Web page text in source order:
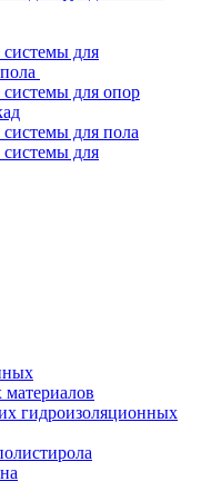
для
для опор
для пола
для
гидроизоляционных